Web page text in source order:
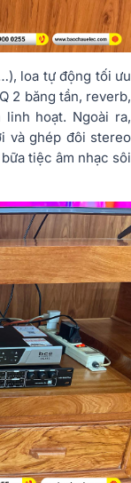
loa tự động tối ưu
2 băng tần, reverb,
hoạt. Ngoài ra,
và ghép đôi stereo
tiệc âm nhạc sôi